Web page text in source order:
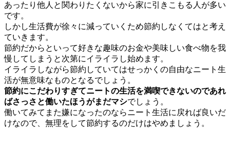
あったり他人と関わりたくないから家に引きこもる人が多い
です。
しかし生活費が徐々に減っていくため節約しなくてはと考え
ていきます。
節約だからといって好きな趣味のお金や美味しい食べ物を我
慢してしまうと次第にイライラし始めます。
イライラしながら節約していてはせっかくの自由なニート生
活が無意味なものとなるでしょう。
節約にこだわりすぎてニートの生活を満喫できないのであれ
ばさっさと働いたほうがまだマシでしょう。
働いてみてまた嫌になったのならニート生活に戻れば良いだ
けなので、無理をして節約するのだけはやめましょう。